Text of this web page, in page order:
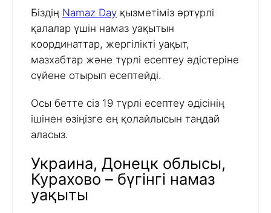
Біздің Namaz Day қызметіміз әртүрлі
қалалар үшін намаз уақытын
координаттар, жергілікті уақыт,
мазхабтар және түрлі есептеу әдістеріне
сүйене отырып есептейді.
Осы бетте сіз 19 түрлі есептеу әдісінің
ішінен өзіңізге ең қолайлысын таңдай
аласыз.
Украина, Донецк облысы,
Курахово – бүгінгі намаз
уақыты